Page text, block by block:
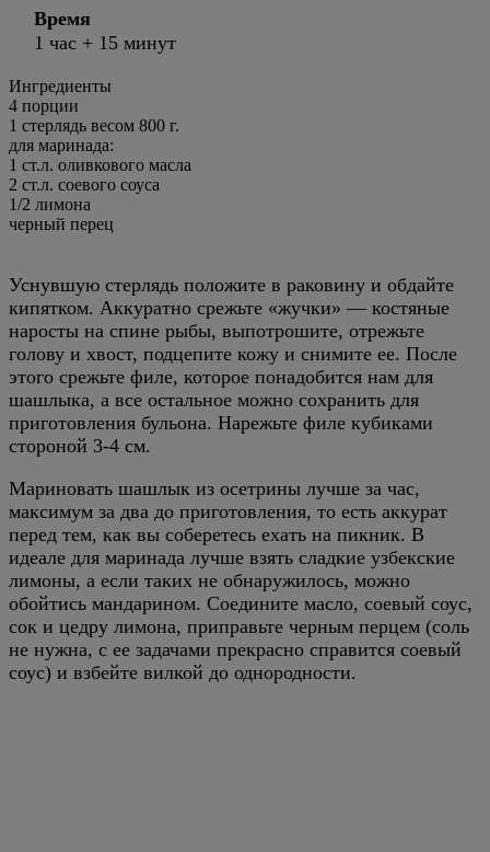
Время
1 час + 15 минут
Ингредиенты
4 порции
1 стерлядь весом 800 г.
для маринада:
1 ст.л. оливкового масла
2 ст.л. соевого соуса
1/2 лимона
черный перец
Уснувшую стерлядь положите в раковину и обдайте
кипятком. Аккуратно срежьте «жучки» — костяные
наросты на спине рыбы, выпотрошите, отрежьте
голову и хвост, подцепите кожу и снимите ее. После
этого срежьте филе, которое понадобится нам для
шашлыка, а все остальное можно сохранить для
приготовления бульона. Нарежьте филе кубиками
стороной 3-4 см.
Мариновать шашлык из осетрины лучше за час,
максимум за два до приготовления, то есть аккурат
перед тем, как вы соберетесь ехать на пикник. В
идеале для маринада лучше взять сладкие узбекские
лимоны, а если таких не обнаружилось, можно
обойтись мандарином. Соедините масло, соевый соус,
сок и цедру лимона, приправьте черным перцем (соль
не нужна, с ее задачами прекрасно справится соевый
соус) и взбейте вилкой до однородности.